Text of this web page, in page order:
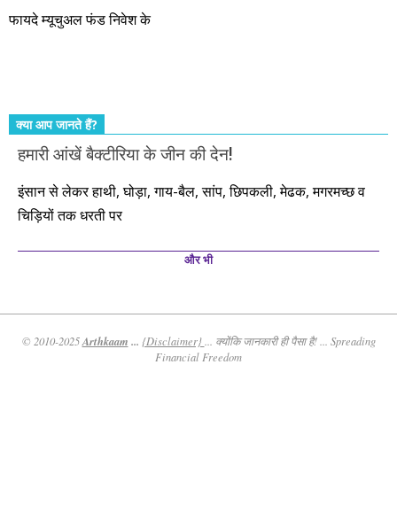
कर्महीन नर पावत नाहीं। आपके हिस्से का कुछ कर्म हम कर दे रहे हैं। बाकी
फायदे म्यूचुअल फंड निवेश के
क्या आप जानते हैं?
हमारी आंखें बैक्टीरिया के जीन की देन!
इंसान से लेकर हाथी, घोड़ा, गाय-बैल, सांप, छिपकली, मेढक, मगरमच्छ व
चिड़ियों तक धरती पर
और भी
© 2010-2025Arthkaam ... {Disclaimer}
... क्योंकि जानकारी ही पैसा है! ... Spreading
Financial Freedom